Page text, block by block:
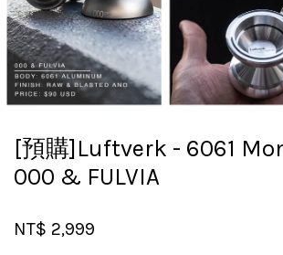
[預購]Luftverk - 6061
000 & FULVIA
NT$ 2,999